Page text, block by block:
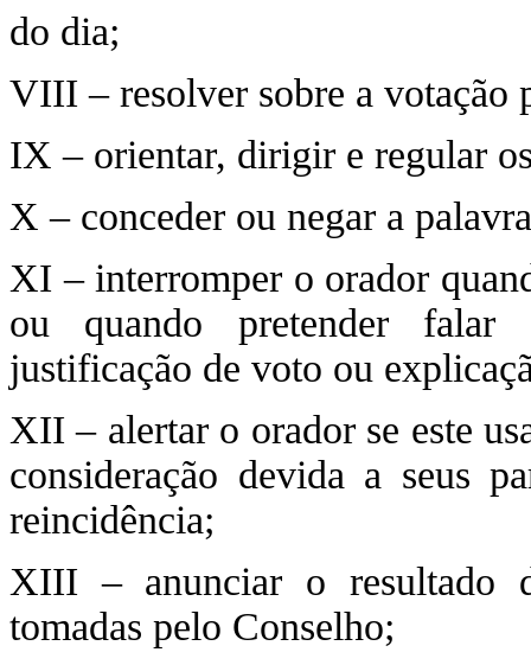
do dia;
VIII – resolver sobre a votação
IX – orientar, dirigir e regular
X – conceder ou negar a
XI – interromper o orador
ou quando pretender falar
justificação de voto ou
XII – alertar o orador se este
consideração devida a seus
reincidência;
XIII – anunciar o resultado
tomadas pelo Conselho;